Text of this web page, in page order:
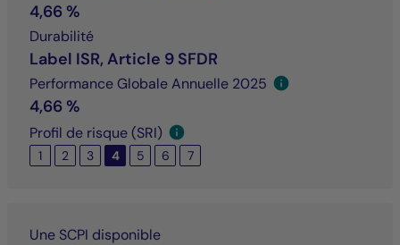
4,66 %
Durabilité
Label ISR, Article 9 SFDR
Performance Globale Annuelle 2025
4,66 %
Profil de risque (SRI)
1 2 3 4 5 6 7
Une SCPI disponible